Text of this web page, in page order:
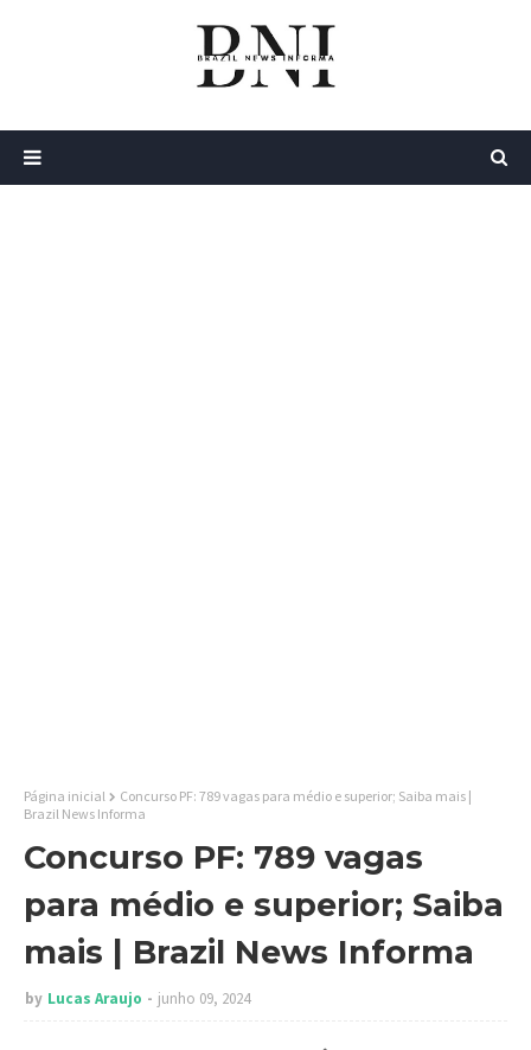
Página inicial
Concurso PF: 789 vagas para médio e superior; Saiba mais |
Brazil News Informa
Concurso PF: 789 vagas
para médio e superior; Saiba
mais | Brazil News Informa
by Lucas Araujo junho 09, 2024